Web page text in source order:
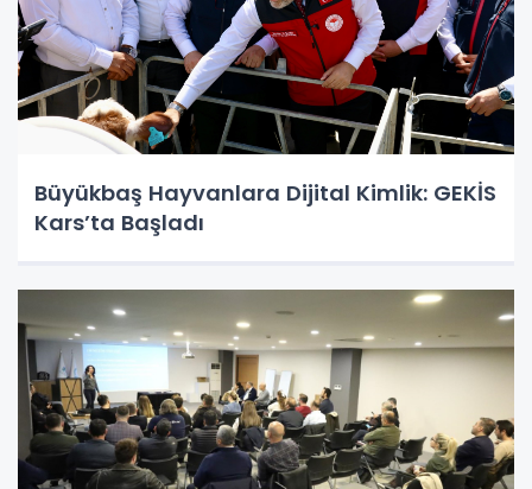
Büyükbaş Hayvanlara Dijital Kimlik: GEKİS
Kars’ta Başladı